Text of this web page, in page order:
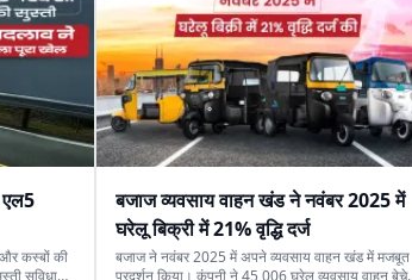
एल5
और कस्बों की
सुविधा
बजाज व्यवसाय वाहन खंड ने नवंबर 2025 में
घरेलू बिक्री में 21% वृद्धि दर्ज
बजाज ने नवंबर 2025 में अपने व्यवसाय वाहन खंड में मजबूत
प्रदर्शन किया। कंपनी ने 45,006 घरेलू व्यवसाय वाहन बेचे,